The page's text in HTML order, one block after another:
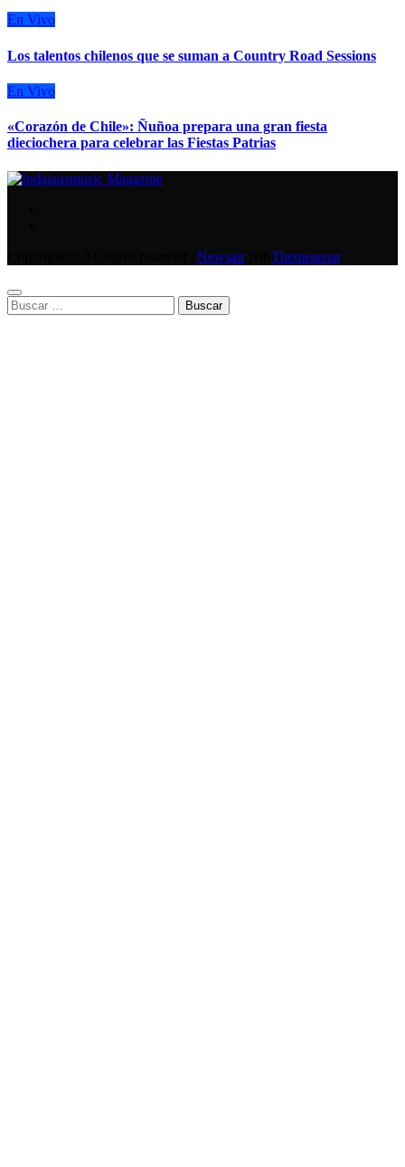
En Vivo
Los talentos chilenos que se suman a Country Road Sessions
En Vivo
«Corazón de Chile»: Ñuñoa prepara una gran fiesta
dieciochera para celebrar las Fiestas Patrias
Newsairpor Themeansar.
Buscar: